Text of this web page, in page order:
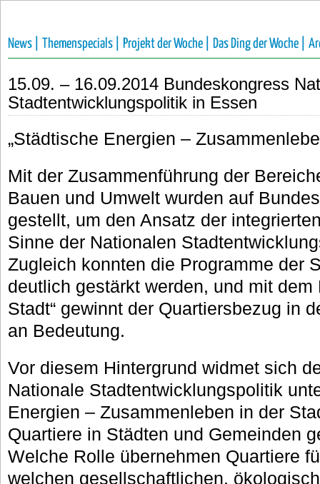
News | Themenspecials | Projekt der Woche | Das Ding der Woche |
15.09. – 16.09.2014 Bundeskongress
Stadtentwicklungspolitik in Essen
„Städtische Energien –
Mit der Zusammenführung der
Bauen und Umwelt wurden auf
gestellt, um den Ansatz der
Sinne der Nationalen
Zugleich konnten die Programme der
deutlich gestärkt werden, und mit dem
Stadt“ gewinnt der Quartiersbezug in
an Bedeutung.
Vor diesem Hintergrund widmet sich
Nationale Stadtentwicklungspolitik
Energien – Zusammenleben in der
Quartiere in Städten und Gemeinden
Welche Rolle übernehmen Quartiere
welchen gesellschaftlichen,